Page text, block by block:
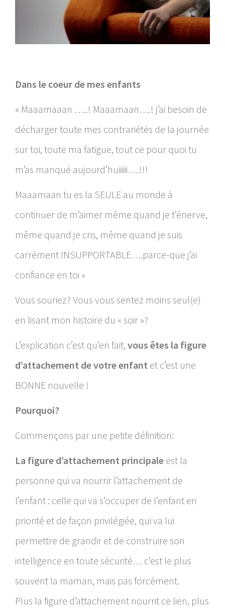
Dans le coeur de mes enfants
« Maaamaaan …..! Maaamaan….! j’ai besoin de
décharger toute mes contrariétés de la journée
sur toi, toute ma fatigue, tout ce pour quoi tu
m’as manqué aujourd’huiiiiii….!!!
Maaamaan tu es la SEULE au monde à
continuer de m’aimer même quand je t’énerve,
même quand je cris, même quand je suis
carrément INSUPPORTABLE….parce-que j’ai
confiance en toi »
Vous souriez? Vous vous sentez moins seul(e)
en lisant mon histoire du « soir »?
L’explication c’est qu’en fait, vous êtes la figure
d’attachement de votre enfant et c’est une
BONNE nouvelle !
Pourquoi?
Commençons par une petite définition:
La figure d’attachement principale est la
personne qui va nourrir l’attachement de
l’enfant : celle qui va s’occuper de l’enfant en
priorité et de façon privilégiée, qui va lui
permettre de grandir et de construire son
intelligence en toute sécurité… c’est le plus
souvent la maman, mais pas forcément.
Plus la figure d’attachement nourrit ce lien, plus